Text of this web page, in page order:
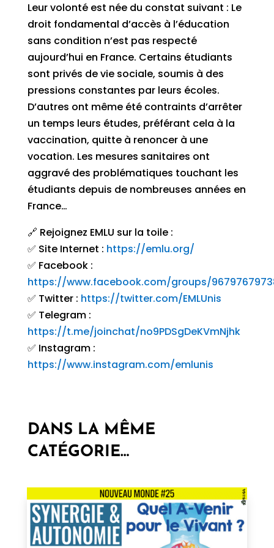
Leur volonté est née du constat suivant : Le
droit fondamental d’accès à l’éducation
sans condition n’est pas respecté
aujourd’hui en France. Certains étudiants
sont privés de vie sociale, soumis à des
pressions constantes par leurs écoles.
D’autres ont même été contraints d’arrêter
un temps leurs études, préférant cela à la
vaccination, quitte à renoncer à une
vocation. Les mesures sanitaires ont
aggravé des problématiques touchant les
étudiants depuis de nombreuses années en
France…
🔗 Rejoignez EMLU sur la toile :
✅ Site Internet : https://emlu.org/
✅ Facebook :
https://www.facebook.com/groups/
✅ Twitter : https://twitter.com/EMLUnis
✅ Telegram :
https://t.me/joinchat/no9PDSgDeKVmNjhk
✅ Instagram :
https://www.instagram.com/emlunis
DANS LA MÊME
CATÉGORIE…